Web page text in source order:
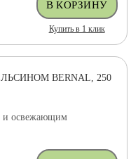
Купить в 1 клик
BERNAL, 250
и освежающим